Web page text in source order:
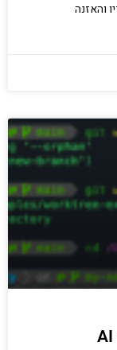
והאזנה
מדריך מעשי לכתיבת קוד עם AI